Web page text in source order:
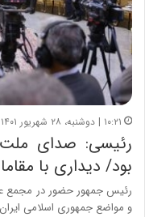
۱۰:۲۱ | دوشنبه، ۲۸ شهریور ۱۴۰۱
رئیسی: صدای ملت
بود/ دیداری با
رئیس جمهور حضور در مجمع
و مواضع جمهوری اسلامی